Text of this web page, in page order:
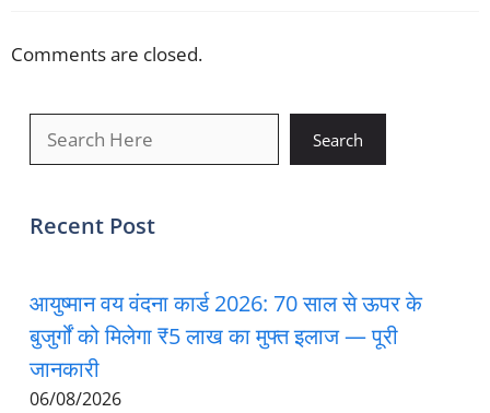
Comments are closed.
Search
Recent Post
आयुष्मान वय वंदना कार्ड 2026: 70 साल से ऊपर के
बुजुर्गों को मिलेगा ₹5 लाख का मुफ्त इलाज — पूरी
जानकारी
06/08/2026